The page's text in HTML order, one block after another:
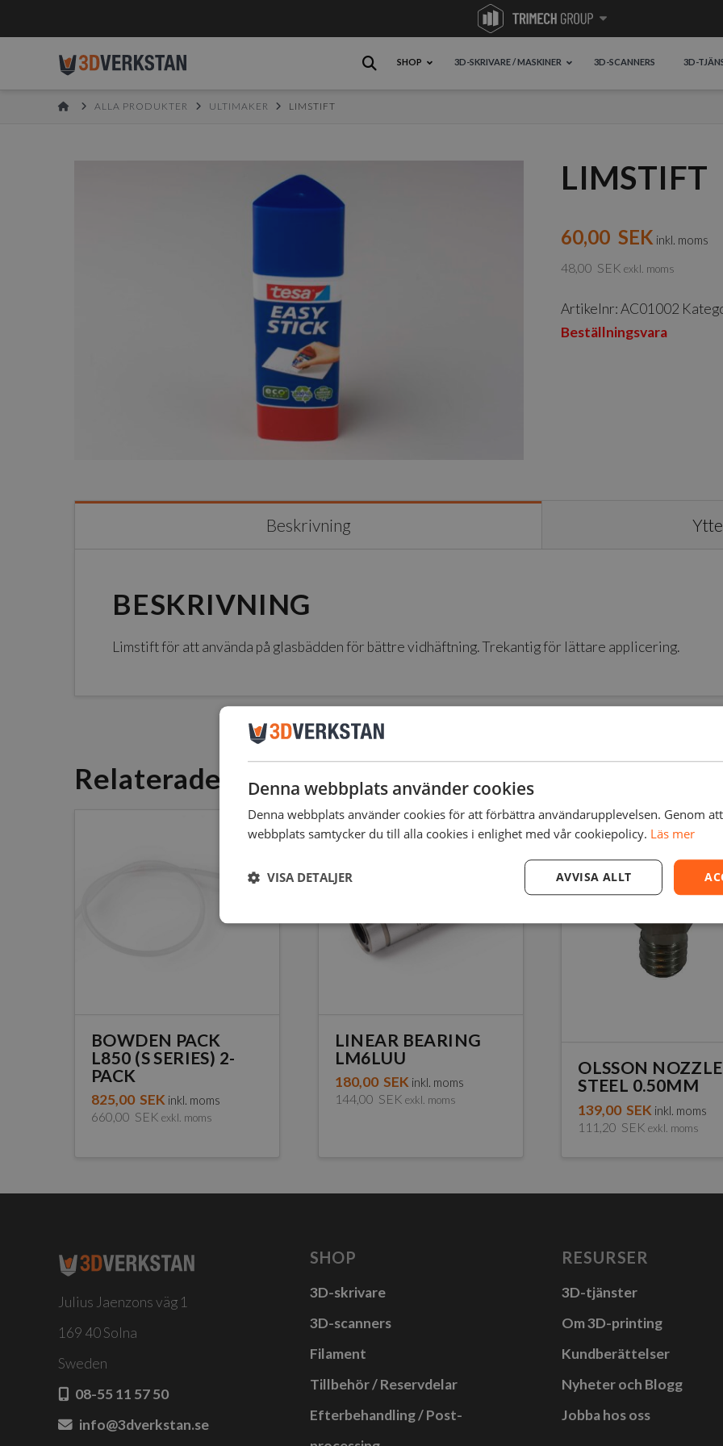
SHOP 3D-SKRIVARE / MASKINER 3D-SCANNERS 3D-
HOMEALLA PRODUKTER ULTIMAKER LIMSTIFT
LIMSTIFT
60,00 SEK inkl. moms
48,00 SEK exkl. moms
Artikelnr:AC01002
Beställningsvara
Beskrivning
BESKRIVNING
Limstift för att använda på glasbädden för bättre vidhäftning. Trekantig för lättare applicering.
Relaterade Produkter
BOWDEN PACK
L850 (S SERIES) 2-
PACK
825,00 SEK inkl. moms
660,00 SEK exkl. moms
LINEAR BEARING
LM6LUU
180,00 SEK inkl. moms
144,00 SEK exkl. moms
OLSSON NOZZLE
STEEL 0.50MM
139,00 SEK inkl. moms
111,20 SEK exkl. moms
Julius Jaenzons väg 1
169 40 Solna
Sweden
08-55 11 57 50
info@3dverkstan.se
SHOP
3D-skrivare
3D-scanners
Filament
Tillbehör / Reservdelar
Efterbehandling / Post-
RESURSER
3D-tjänster
Om 3D-printing
Kundberättelser
Nyheter och Blogg
Jobba hos oss
Denna webbplats använder cookies
Denna webbplats använder cookies för att förbättra användarupplevelsen. Genom
webbplats samtycker du till alla cookies i enlighet med vår cookiepolicy. Läs mer
AVVISA ALLT
VISA DETALJER